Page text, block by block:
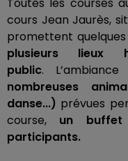
cours Jean Jaurès,
promettent quelques
plusieurs lieux
public.
nombreuses
danse...) prévues
course, un
participants.